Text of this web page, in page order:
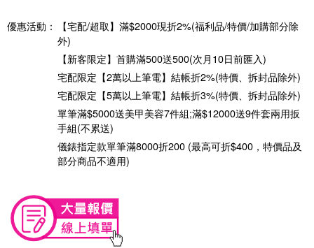
優惠活動：
【宅配/超取】滿$2000現折2%(福利品/特價/加購部分除
外)
【新客限定】首購滿500送500(次月10日前匯入)
宅配限定【2萬以上筆電】結帳折2%(特價、拆封品除外)
宅配限定【5萬以上筆電】結帳折3%(特價、拆封品除外)
單筆滿$5000送美甲美容7件組;滿$12000送9件套兩用扳
手組(不累送)
儀錶指定款單筆滿8000折200 (最高可折$400，特價品及
部分商品不適用)